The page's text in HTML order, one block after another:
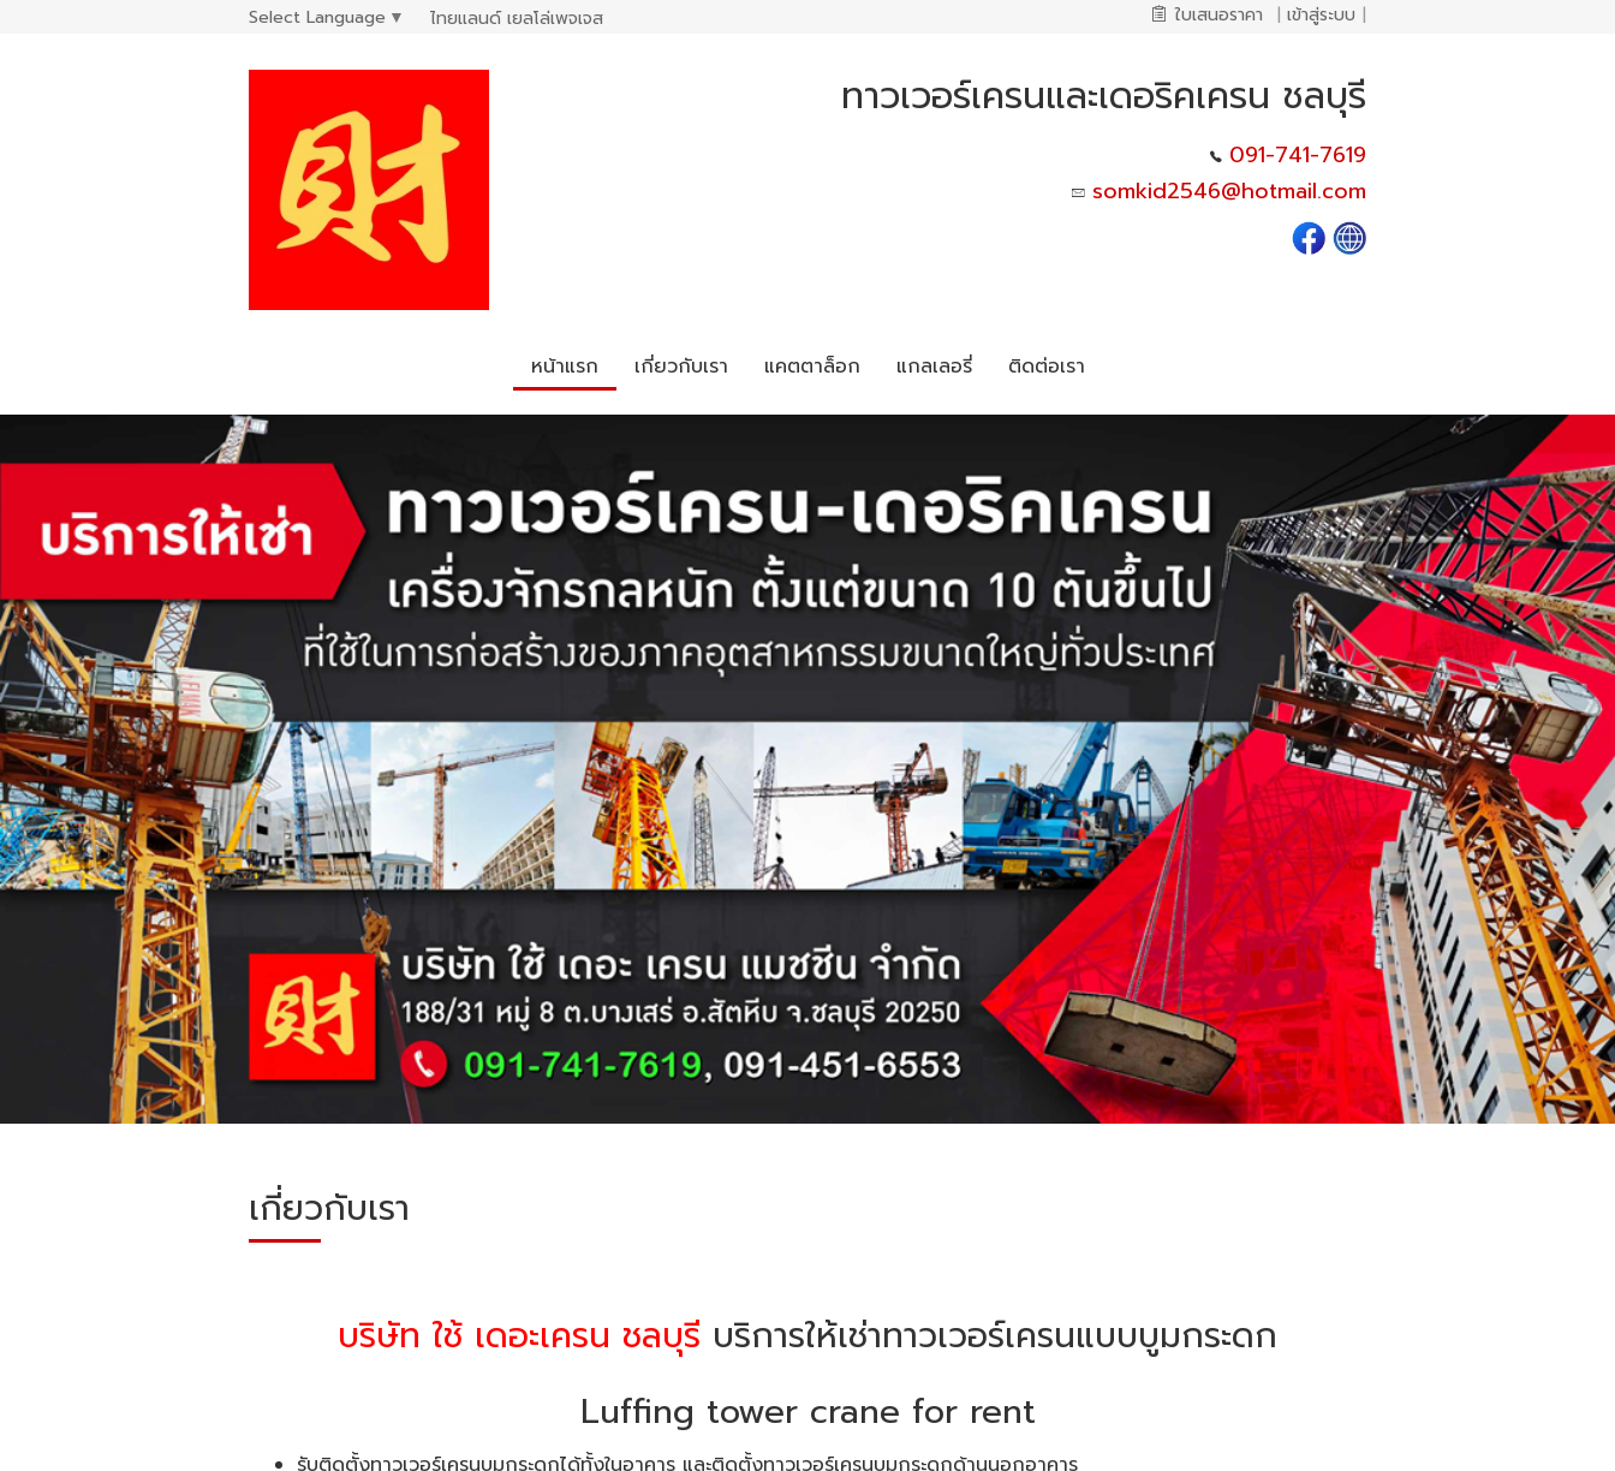
Select Language ▼ ไทยแลนด์ เยลโล่เพจเจส ใบเสนอราคา | เข้าสู่ระบบ |
ทาวเวอร์เครนและเดอริคเครน ชลบุรี
091-741-7619
somkid2546@hotmail.com
หน้าแรก เกี่ยวกับเรา แคตตาล็อก แกลเลอรี่ ติดต่อเรา
เกี่ยวกับเรา
บริษัท ใช้ เดอะเครน ชลบุรี บริการให้เช่าทาวเวอร์เครนแบบบูมกระดก
Luffing tower crane for rent
รับติดตั้งทาวเวอร์เครนบูมกระดกได้ทั้งในอาคาร และติดตั้งทาวเวอร์เครนบูมกระดกด้านนอกอาคาร